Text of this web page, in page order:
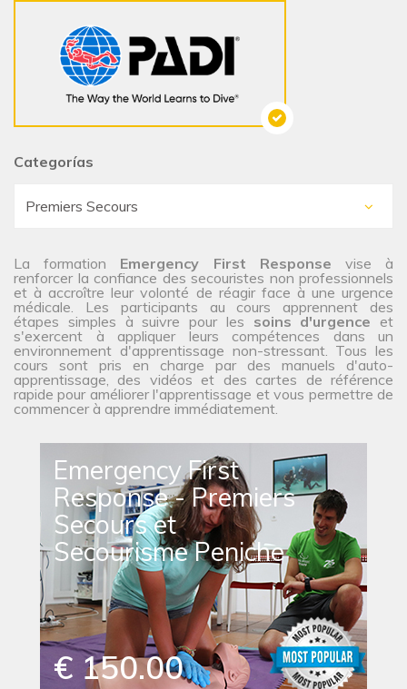
Categorías
La formation Emergency First Response vise à
renforcer la confiance des secouristes non professionnels
et à accroître leur volonté de réagir face à une urgence
médicale. Les participants au cours apprennent des
étapes simples à suivre pour les soins d'urgence et
s'exercent à appliquer leurs compétences dans un
environnement d'apprentissage non-stressant. Tous les
cours sont pris en charge par des manuels d'auto-
apprentissage, des vidéos et des cartes de référence
rapide pour améliorer l'apprentissage et vous permettre de
commencer à apprendre immédiatement.
Emergency First
Response - Premiers
Secours et
Secourisme Peniche
€ 150.00